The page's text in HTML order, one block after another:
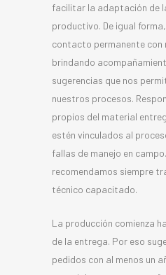
facilitar la adaptación de
productivo. De igual
contacto permanente con
brindando
sugerencias que nos
nuestros procesos.
propios del material
estén vinculados al
fallas de manejo en
recomendamos siempre
técnico capacitado.
La producción comienza
de la entrega. Por eso
pedidos con al menos un